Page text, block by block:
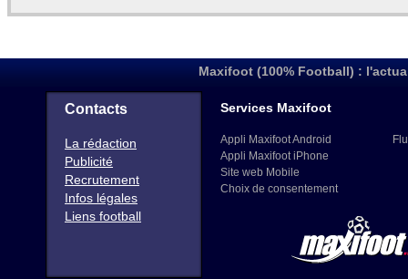
Maxifoot (100% Football) :
Contacts
La rédaction
Publicité
Recrutement
Infos légales
Liens football
Services Maxifoot
Appli Maxifoot Android
Appli Maxifoot iPhone
Site web Mobile
Choix de consentement